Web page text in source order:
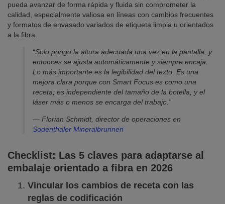
pueda avanzar de forma rápida y fluida sin comprometer la
calidad, especialmente valiosa en líneas con cambios frecuentes
y formatos de envasado variados de etiqueta limpia u orientados
a la fibra.
“Solo pongo la altura adecuada una vez en la pantalla, y
entonces se ajusta automáticamente y siempre encaja.
Lo más importante es la legibilidad del texto. Es una
mejora clara porque con Smart Focus es como una
receta; es independiente del tamaño de la botella, y el
láser más o menos se encarga del trabajo.”
— Florian Schmidt, director de operaciones en
Sodenthaler Mineralbrunnen
Checklist: Las 5 claves para adaptarse al
embalaje orientado a fibra en 2026
Vincular los cambios de receta con las
reglas de codificación